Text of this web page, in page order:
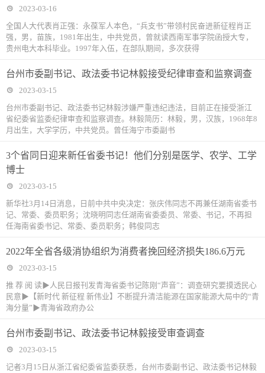
2023-03-16
全国人大代表肖正强：永葆军人本色，“兵支书”带领村民奋进新征程肖正
强，男，苗族，1981年出生，中共党员，曾就读西南军事学院函授大专，
贵州电大本科毕业。1997年入伍，在部队期间，多次获得
台州市委副书记、政法委书记林毅接受纪律审查和监察调查
2023-03-15
台州市委副书记、政法委书记林毅涉嫌严重违纪违法，目前正在接受浙江
省纪委省监委纪律审查和监察调查。林毅简历：林毅，男，汉族，1968年8
月出生，大学学历，中共党员。曾任海宁市委副书
3个省同日迎来新任省委书记！他们分别是医学、农学、工学
博士
2023-03-15
新华社3月14日消息，日前中共中央决定：张庆伟同志不再兼任湖南省委书
记、常委、委员职务；沈晓明同志任湖南省委委员、常委、书记，不再担
任海南省委书记、常委、委员职务；韩俊同志
2022年全省各级消协组织为消费者挽回经济损失186.6万元
2023-03-15
推 荐 阅 读▶人民日报刊发青海省委书记陈刚“声音”：调查研究要摸透民心
民意▶【新时代 新征程 新伟业】不断提升清洁能源在国家能源大局中的“青
海分量”▶青海省政府办公
台州市委副书记、政法委书记林毅接受审查调查
2023-03-15
记者3月15日从浙江省纪委省监委获悉，台州市委副书记、政法委书记林毅